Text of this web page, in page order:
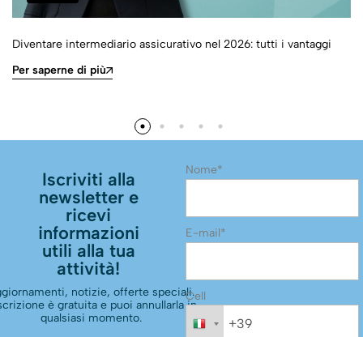
Diventare intermediario assicurativo nel 2026: tutti i vantaggi
Per saperne di più
Iscriviti alla
newsletter e
ricevi
informazioni
utili alla tua
attività!
notizie, offerte speciali.
è gratuita e puoi annullarla in
qualsiasi momento.
Nome*
E-mail*
Cell